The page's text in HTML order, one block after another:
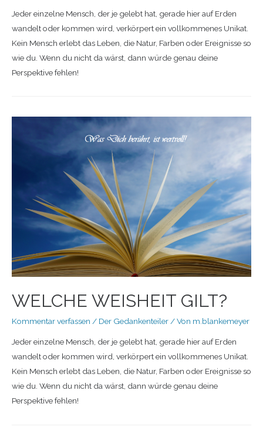
Jeder einzelne Mensch, der je gelebt hat, gerade hier auf Erden
wandelt oder kommen wird, verkörpert ein vollkommenes Unikat.
Kein Mensch erlebt das Leben, die Natur, Farben oder Ereignisse so
wie du. Wenn du nicht da wärst, dann würde genau deine
Perspektive fehlen!
WELCHE WEISHEIT GILT?
Kommentar verfassen / Der Gedankenteiler / Von m.blankemeyer
Jeder einzelne Mensch, der je gelebt hat, gerade hier auf Erden
wandelt oder kommen wird, verkörpert ein vollkommenes Unikat.
Kein Mensch erlebt das Leben, die Natur, Farben oder Ereignisse so
wie du. Wenn du nicht da wärst, dann würde genau deine
Perspektive fehlen!